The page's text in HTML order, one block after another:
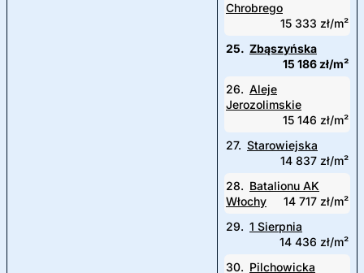
Chrobrego
15 333 zł/m²
25. Zbąszyńska
15 186 zł/m²
26. Aleje
Jerozolimskie
15 146 zł/m²
27. Starowiejska
14 837 zł/m²
28. Batalionu AK
Włochy
14 717 zł/m²
29. 1 Sierpnia
14 436 zł/m²
30. Pilchowicka